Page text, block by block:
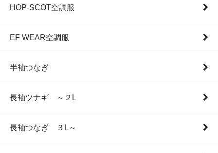
HOP-SCOT空調服
EF WEAR空調服
半袖つなぎ
長袖ツナギ ～２L
長袖つなぎ ３L～